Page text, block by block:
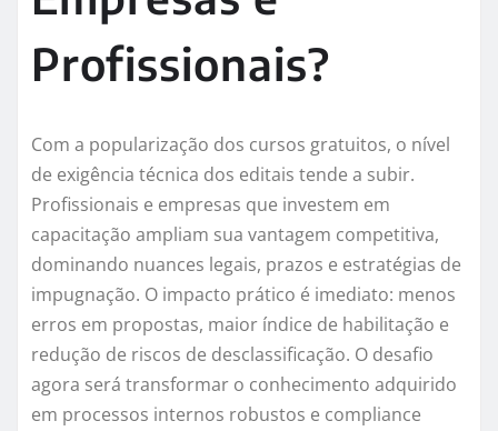
Profissionais?
Com a popularização dos cursos gratuitos, o nível
de exigência técnica dos editais tende a subir.
Profissionais e empresas que investem em
capacitação ampliam sua vantagem competitiva,
dominando nuances legais, prazos e estratégias de
impugnação. O impacto prático é imediato: menos
erros em propostas, maior índice de habilitação e
redução de riscos de desclassificação. O desafio
agora será transformar o conhecimento adquirido
em processos internos robustos e compliance